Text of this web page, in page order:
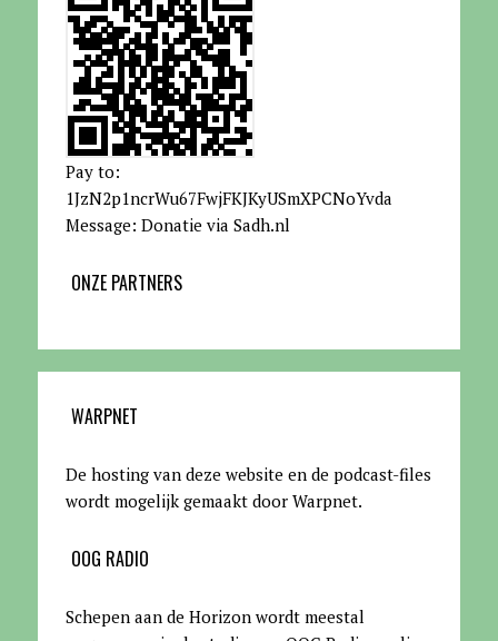
Pay to:
1JzN2p1ncrWu67FwjFKJKyUSmXPCNoYvda
Message: Donatie via Sadh.nl
ONZE PARTNERS
WARPNET
De hosting van deze website en de podcast-files
wordt mogelijk gemaakt door Warpnet.
OOG RADIO
Schepen aan de Horizon wordt meestal